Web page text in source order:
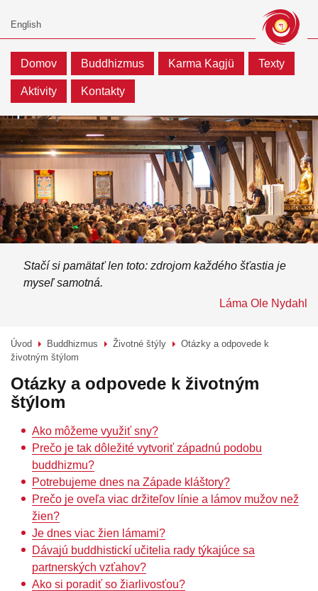
Domov Buddhizmus Karma Kagjü Texty
Aktivity Kontakty
Stačí si pamätať len toto: zdrojom každého šťastia je
myseľ samotná.
Láma Ole Nydahl
Úvod Buddhizmus Životné štýly
Otázky a odpovede k
životným štýlom
Otázky a odpovede k životným
štýlom
Ako môžeme využiť sny?
Prečo je tak dôležité vytvoriť západnú podobu
buddhizmu?
Potrebujeme dnes na Západe kláštory?
Prečo je oveľa viac držiteľov línie a lámov mužov než
žien?
Je dnes viac žien lámami?
Dávajú buddhistickí učitelia rady týkajúce sa
partnerských vzťahov?
Ako si poradiť so žiarlivosťou?